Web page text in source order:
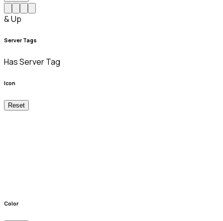
& Up
Server Tags
Has Server Tag
Icon
Reset
Color